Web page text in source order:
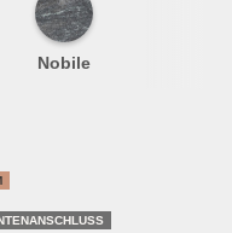
Nobile